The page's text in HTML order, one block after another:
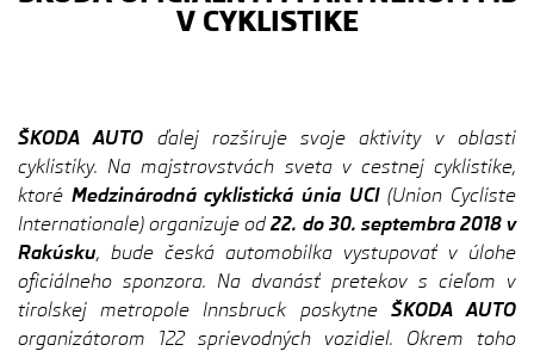
V CYKLISTIKE
ŠKODA AUTO ďalej rozširuje svoje aktivity v oblasti
cyklistiky. Na majstrovstvách sveta v cestnej cyklistike,
ktoré Medzinárodná cyklistická únia UCI(Union Cycliste
Internationale) organizuje od22. do 30. septembra 2018 v
Rakúsku, bude česká automobilka vystupovať v úlohe
oficiálneho sponzora. Na dvanásť pretekov s cieľom v
tirolskej metropole Innsbruck poskytne ŠKODA AUTO
organizátorom 122 sprievodných vozidiel. Okrem toho